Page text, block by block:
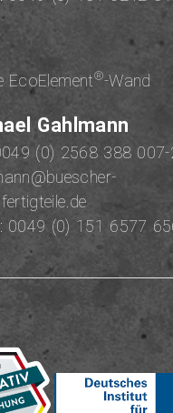
EcoElement®-Wand
Gahlmann
(0) 2568 388 007-
0049 (0) 151 6577